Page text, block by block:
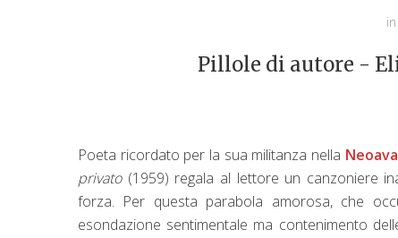
in
Pillole di autore -
Poeta ricordato per la sua militanza nella
privato(1959) regala al lettore un canzoniere
forza. Per questa parabola amorosa, che
esondazione sentimentale ma contenimento